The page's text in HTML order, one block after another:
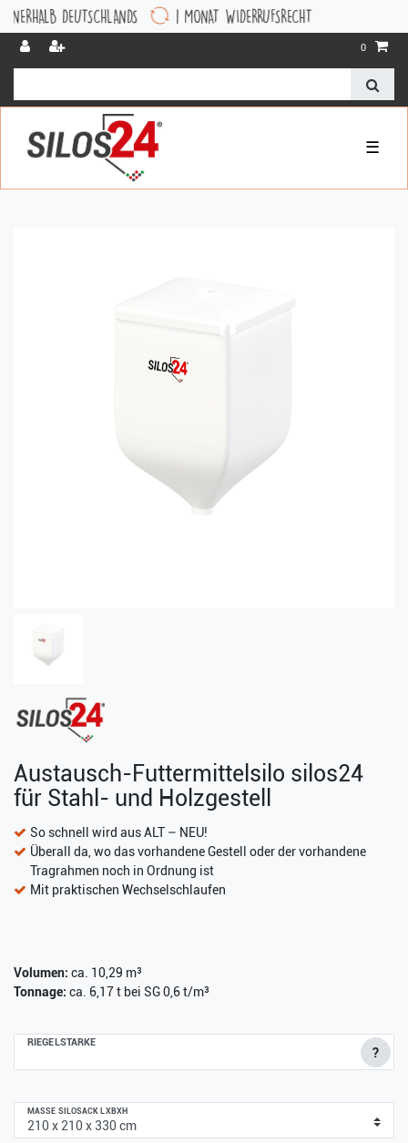
DEUTSCHLANDS 1 MONAT WIDERRUFSRECHT
0
☰
Austausch-Futtermittelsilo silos24
für Stahl- und Holzgestell
So schnell wird aus ALT – NEU!
Überall da, wo das vorhandene Gestell oder der vorhandene
Tragrahmen noch in Ordnung ist
Mit praktischen Wechselschlaufen
Volumen: ca. 10,29 m³
Tonnage: ca. 6,17 t bei SG 0,6 t/m³
RIEGELSTÄRKE
?
MASSE SILOSACK LXBXH